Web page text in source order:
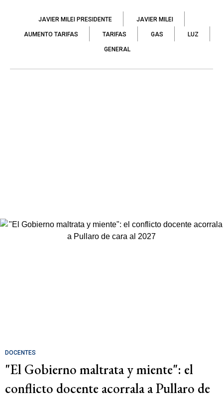
JAVIER MILEI PRESIDENTE JAVIER MILEI
AUMENTO TARIFAS TARIFAS GAS LUZ
GENERAL
DOCENTES
"El Gobierno maltrata y miente": el
conflicto docente acorrala a Pullaro de